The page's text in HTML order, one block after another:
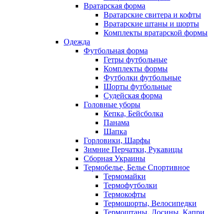
Вратарская форма
Вратарские свитера и кофты
Вратарские штаны и шорты
Комплекты вратарской формы
Одежда
Футбольная форма
Гетры футбольные
Комплекты формы
Футболки футбольные
Шорты футбольные
Судейская форма
Головные уборы
Кепка, Бейсболка
Панама
Шапка
Горловики, Шарфы
Зимние Перчатки, Рукавицы
Сборная Украины
Термобелье, Белье Спортивное
Термомайки
Термофутболки
Термокофты
Термошорты, Велосипедки
Термоштаны, Лосины, Капри